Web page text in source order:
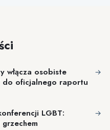
włącza osobiste
do oficjalnego raportu
→
LGBT:
→